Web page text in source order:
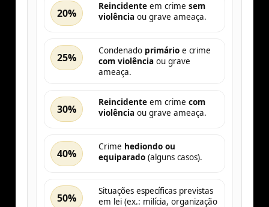
20%
Reincidente em crime sem
violência ou grave ameaça.
25%
Condenado primário e crime
com violência ou grave
ameaça.
30%
Reincidente em crime com
violência ou grave ameaça.
40%
Crime hediondo ou
equiparado (alguns casos).
50%
Situações específicas previstas
em lei (ex.: milícia, organização